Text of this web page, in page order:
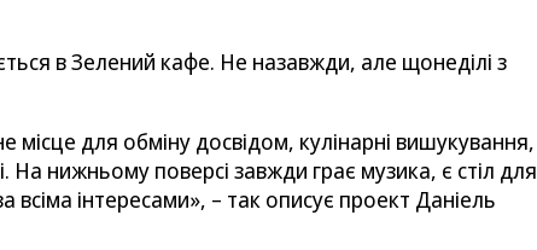
в Зелений кафе. Не назавжди, але щонеділі з
для обміну досвідом, кулінарні вишукування,
На нижньому поверсі завжди грає музика, є стіл для
всіма інтересами», – так описує проект Даніель